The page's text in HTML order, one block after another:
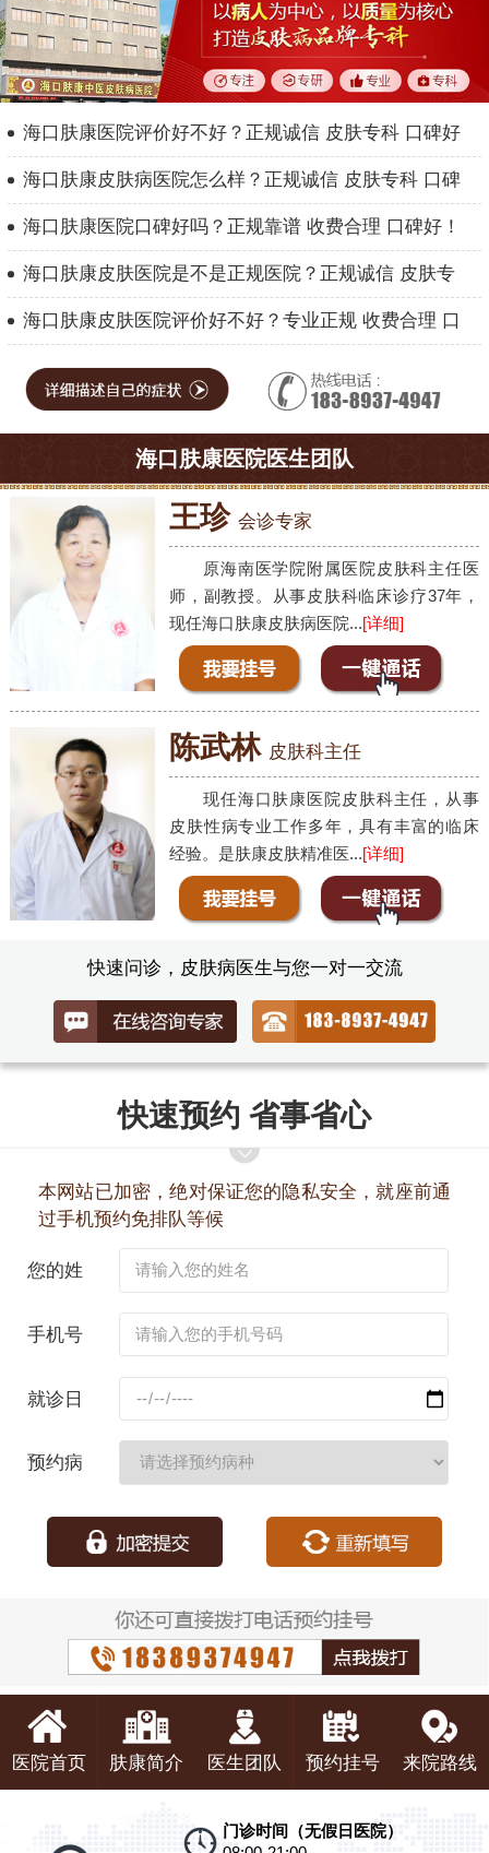
海口肤康医院评价好不好？正规诚信 皮肤专科 口碑好
海口肤康皮肤病医院怎么样？正规诚信 皮肤专科 口碑
海口肤康医院口碑好吗？正规靠谱 收费合理 口碑好！
海口肤康皮肤医院是不是正规医院？正规诚信 皮肤专
海口肤康皮肤医院评价好不好？专业正规 收费合理 口
海口肤康医院医生团队
王珍 会诊专家
原海南医学院附属医院皮肤科主任医
师，副教授。从事皮肤科临床诊疗37年，
现任海口肤康皮肤病医院...[详细]
陈武林 皮肤科主任
现任海口肤康医院皮肤科主任，从事
皮肤性病专业工作多年，具有丰富的临床
经验。是肤康皮肤精准医...[详细]
快速问诊，皮肤病医生与您一对一交流
快速预约 省事省心
本网站已加密，绝对保证您的隐私安全，就座前通
过手机预约免排队等候
您的姓
手机号
就诊日
预约病
医院首页 肤康简介 医生团队 预约挂号 来院路线
门诊时间（无假日医院）